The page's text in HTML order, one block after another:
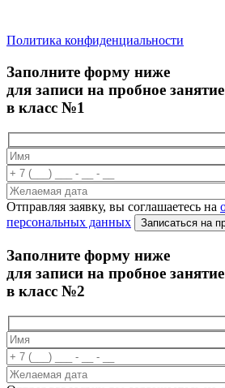
Политика конфиденциальности
Заполните форму ниже
для записи на пробное занятие
в класс №1
Отправляя заявку, вы соглашаетесь на
персональных данных
Записаться на
Заполните форму ниже
для записи на пробное занятие
в класс №2